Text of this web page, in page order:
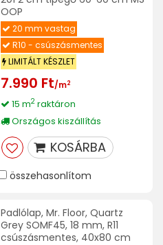
OOP
20 mm vastag
R10 - csúszásmentes
LIMITÁLT KÉSZLET
7.990 Ft/m2
15 m2raktáron
Országos kiszállítás
KOSÁRBA
összehasonlítom
Padlólap, Mr. Floor, Quartz
Grey SOMF45, 18 mm, R11
csúszásmentes, 40x80 cm